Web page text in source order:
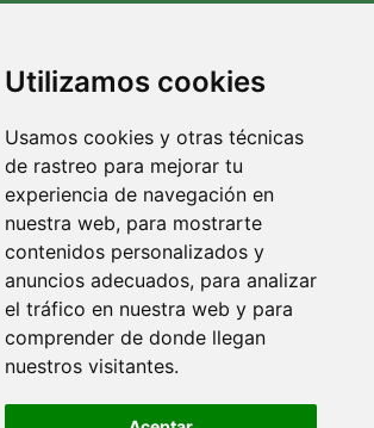
Utilizamos cookies
Usamos cookies y otras técnicas
de rastreo para mejorar tu
experiencia de navegación en
nuestra web, para mostrarte
contenidos personalizados y
anuncios adecuados, para analizar
el tráfico en nuestra web y para
comprender de donde llegan
nuestros visitantes.
devoluciones gratuitos
o cambiar su pedido en cualquier momento
de 90 días
a Trees.org
plantamos un árbol. Leer más